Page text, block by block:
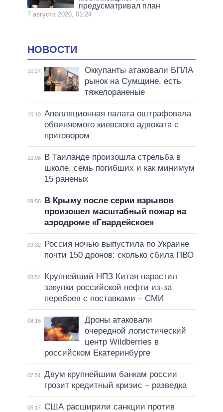
предусматривал план
7 августа 2026, 01:24
НОВОСТИ
10:27
Оккупанты атаковали БПЛА
рынок на Сумщине, есть
тяжелораненые
10:10 Апелляционная палата оштрафовала
обвиняемого киевского адвоката с
приговором
10:08
В Таиланде произошла стрельба в
школе, семь погибших и как минимум
15 раненых
09:58
В Крыму после серии взрывов
произошел масштабный пожар на
аэродроме «Гвардейское»
09:32
Россия ночью выпустила по Украине
почти 150 дронов: сколько сбила ПВО
08:54
Крупнейший НПЗ Китая нарастил
закупки российской нефти из-за
перебоев с поставками – СМИ
08:16
Дроны атаковали
очередной логистический
центр Wildberries в
российском Екатеринбурге
07:51
Двум крупнейшим банкам россии
грозит кредитный кризис – разведка
05:17
США расширили санкции против